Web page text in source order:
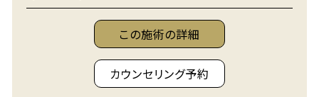
この施術の詳細
カウンセリング予約